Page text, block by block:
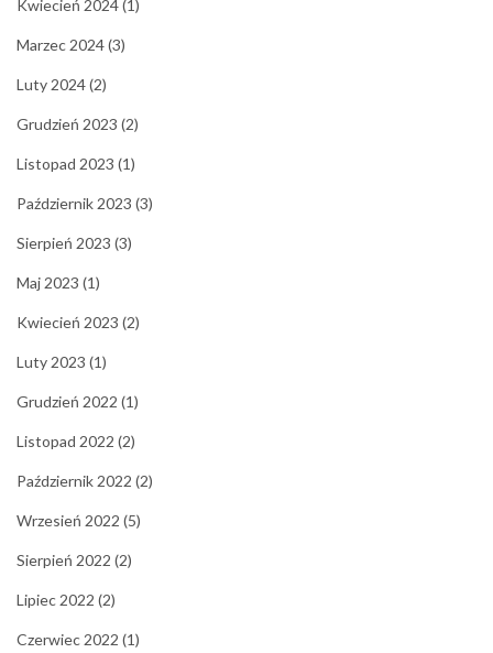
Kwiecień 2024(1)
Marzec 2024(3)
Luty 2024(2)
Grudzień 2023 (2)
Listopad 2023 (1)
Październik 2023 (3)
Sierpień 2023 (3)
Maj 2023 (1)
Kwiecień 2023 (2)
Luty 2023 (1)
Grudzień 2022 (1)
Listopad 2022 (2)
Październik 2022 (2)
Wrzesień 2022 (5)
Sierpień 2022 (2)
Lipiec 2022 (2)
Czerwiec 2022 (1)